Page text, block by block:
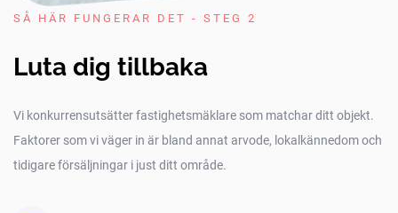
SÅ HÄR FUNGERAR DET - STEG 2
Luta dig tillbaka
Vi konkurrensutsätter fastighetsmäklare som matchar ditt objekt.
Faktorer som vi väger in är bland annat arvode, lokalkännedom och
tidigare försäljningar i just ditt område.